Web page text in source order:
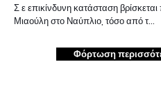
Σ ε επικίνδυνη κατάσταση
Μιαούλη στο Ναύπλιο, τόσο από τ…
Φόρτωση